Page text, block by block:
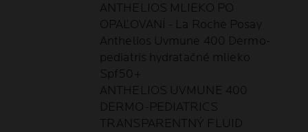
ANTHELIOS MLIEKO PO
OPAĽOVANÍ - La Roche Posay
Anthelios Uvmune 400 Dermo-
pediatris hydratačné mlieko
Spf50+
ANTHELIOS UVMUNE 400
DERMO-PEDIATRICS
TRANSPARENTNÝ FLUID